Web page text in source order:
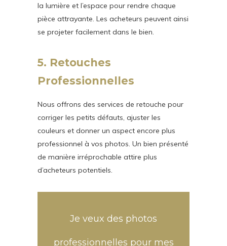
la lumière et l’espace pour rendre chaque
pièce attrayante. Les acheteurs peuvent ainsi
se projeter facilement dans le bien.
5. Retouches
Professionnelles
Nous offrons des services de retouche pour
corriger les petits défauts, ajuster les
couleurs et donner un aspect encore plus
professionnel à vos photos. Un bien présenté
de manière irréprochable attire plus
d’acheteurs potentiels.
Je veux des photos
professionnelles pour mes